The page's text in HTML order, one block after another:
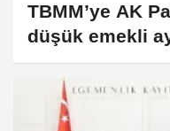
TBMM’ye AK
düşük emekli
yükseliyor